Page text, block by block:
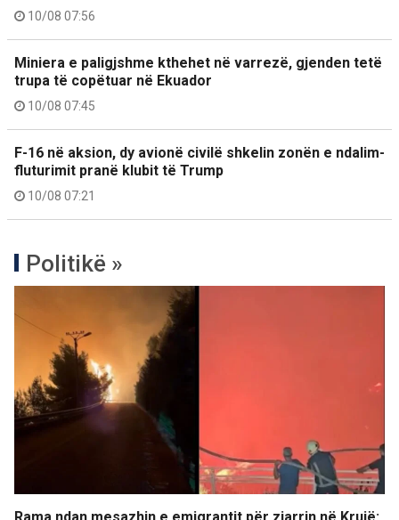
10/08 07:56
Miniera e paligjshme kthehet në varrezë, gjenden tetë
trupa të copëtuar në Ekuador
10/08 07:45
F-16 në aksion, dy avionë civilë shkelin zonën e ndalim-
fluturimit pranë klubit të Trump
10/08 07:21
Politikë »